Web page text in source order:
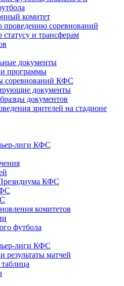
комитет
проведению соревнований
статусу и трансферам
документы
программы
соревнований КФС
документы
документов
зрителей на стадионе
лиги КФС
КФС
комитетов
футбола
лиги КФС
результаты матчей